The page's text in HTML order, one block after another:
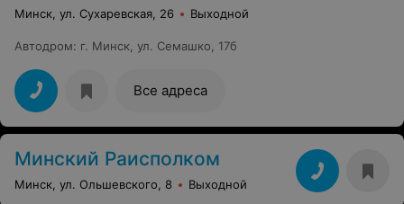
Минск, ул. Сухаревская, 26 Выходной
Автодром: г. Минск, ул. Семашко, 17б
Все адреса
Минский Раисполком
Минск, ул. Ольшевского, 8 Выходной